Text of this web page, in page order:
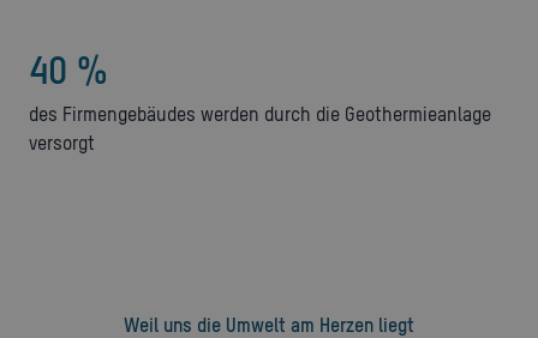
40 %
des Firmengebäudes werden durch die Geothermieanlage
versorgt
Weil uns die Umwelt am Herzen liegt